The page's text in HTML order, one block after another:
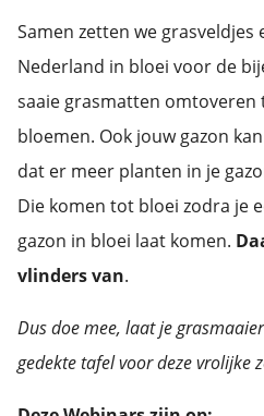
Samen zetten we grasveldjes
Nederland in bloei voor de
saaie grasmatten omtoveren
bloemen. Ook jouw gazon
dat er meer planten in je
Die komen tot bloei zodra je
gazon in bloei laat komen.
vlinders van.
Dus doe mee, laat je
gedekte tafel voor deze vrolijke